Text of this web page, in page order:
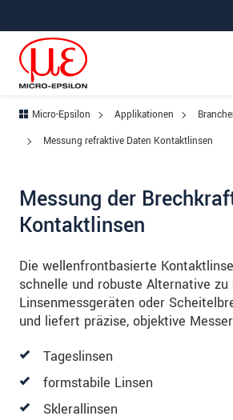
Micro-Epsilon Applikationen
Messung refraktive Daten Kontaktlinsen
Messung der
Kontaktlinsen
Die wellenfrontbasierte
schnelle und robuste Alternative zu
Linsenmessgeräten oder
und liefert präzise, objektive
Tageslinsen
formstabile Linsen
Sklerallinsen